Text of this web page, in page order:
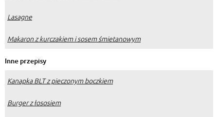
Lasagne
Makaron z kurczakiem i sosem śmietanowym
Inne przepisy
Kanapka BLT z pieczonym boczkiem
Burger z łososiem